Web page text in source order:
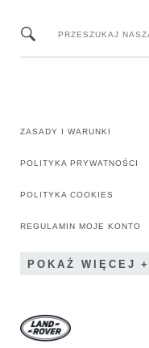
PRZESZUKAJ
ZASADY I WARUNKI
POLITYKA PRYWATNOŚCI
POLITYKA COOKIES
REGULAMIN MOJE KONTO
POKAŻ WIĘCEJ